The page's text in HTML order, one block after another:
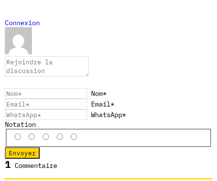
Connexion
Nom*
Email*
WhatsApp*
Notation
1 Commentaire